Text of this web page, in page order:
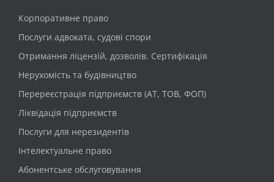
Корпоративне право
Послуги адвоката, судові спори
Отримання ліцензій, дозволів. Сертифікація
Нерухомість та будівництво
Перереєстрація підприємств (АТ, ТОВ, ФОП)
Ліквідація підприємств
Послуги для нерезидентів
Інтелектуальне право
Абонентське обслуговування